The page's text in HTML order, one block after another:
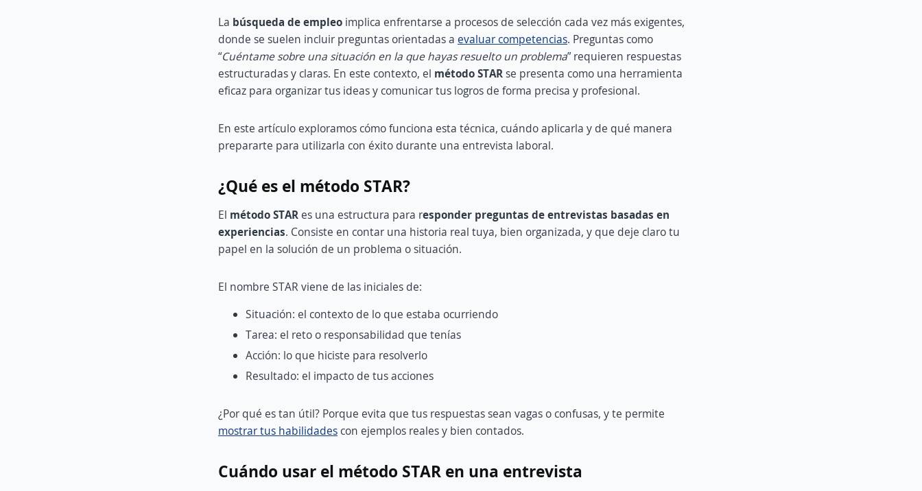
La búsqueda de empleo implica enfrentarse a procesos de selección cada vez más exigentes,
donde se suelen incluir preguntas orientadas a evaluar competencias. Preguntas como
“Cuéntame sobre una situación en la que hayas resuelto un problema” requieren respuestas
estructuradas y claras. En este contexto, el método STARse presenta como una herramienta
eficaz para organizar tus ideas y comunicar tus logros de forma precisa y profesional.
En este artículo exploramos cómo funciona esta técnica, cuándo aplicarla y de qué manera
prepararte para utilizarla con éxito durante una entrevista laboral.
¿Qué es el método STAR?
El método STAR es una estructura para responder preguntas de entrevistas basadas en
experiencias. Consiste en contar una historia real tuya, bien organizada, y que deje claro tu
papel en la solución de un problema o situación.
El nombre STAR viene de las iniciales de:
Situación: el contexto de lo que estaba ocurriendo
Tarea: el reto o responsabilidad que tenías
Acción: lo que hiciste para resolverlo
Resultado: el impacto de tus acciones
¿Por qué es tan útil? Porque evita que tus respuestas sean vagas o confusas, y te permite
mostrar tus habilidades con ejemplos reales y bien contados.
Cuándo usar el método STAR en una entrevista